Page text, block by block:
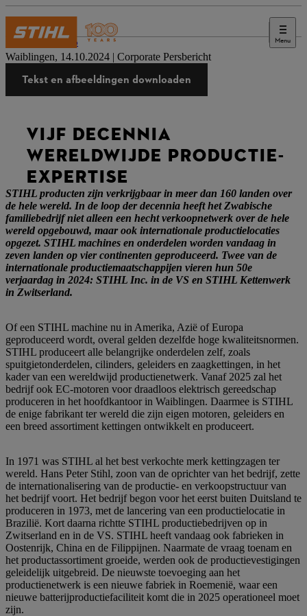
Menu
Druk op
Waiblingen, 14.10.2024 | Corporate Persbericht
Tekst en afbeeldingen downloaden
VIJF DECENNIA
WERELDWIJDE PRODUCTIE-
EXPERTISE
STIHL producten zijn verkrijgbaar in meer dan 160 landen over
de hele wereld. In de loop der decennia heeft het Zwabische
familiebedrijf niet alleen een hecht verkoopnetwerk over de hele
wereld opgebouwd, maar ook internationale productielocaties
opgezet. STIHL machines en onderdelen worden vandaag in
zeven landen op vier continenten geproduceerd. Twee van de
internationale productiemaatschappijen vieren hun 50e
verjaardag in 2024: STIHL Inc. in de VS en STIHL Kettenwerk
in Zwitserland.
Of een STIHL machine nu in Amerika, Azië of Europa
geproduceerd wordt, overal gelden dezelfde hoge kwaliteitsnormen.
STIHL produceert alle belangrijke onderdelen zelf, zoals
spuitgietonderdelen, cilinders, geleiders en zaagkettingen, in het
kader van een wereldwijd productienetwerk. Vanaf 2025 zal het
bedrijf ook EC-motoren voor draadloos elektrisch gereedschap
produceren in het hoofdkantoor in Waiblingen. Daarmee is STIHL
de enige fabrikant ter wereld die zijn eigen motoren, geleiders en
een breed assortiment kettingen ontwikkelt en produceert.
In 1971 was STIHL al het best verkochte merk kettingzagen ter
wereld. Hans Peter Stihl, zoon van de oprichter van het bedrijf, zette
de internationalisering van de productie- en verkoopstructuur van
het bedrijf voort. Het bedrijf begon voor het eerst buiten Duitsland te
produceren in 1973, met de lancering van een productielocatie in
Brazilië. Kort daarna richtte STIHL productiebedrijven op in
Zwitserland en in de VS. STIHL heeft vandaag ook fabrieken in
Oostenrijk, China en de Filippijnen. Naarmate de vraag toenam en
het productassortiment groeide, werden ook de productievestigingen
geleidelijk uitgebreid. De nieuwste toevoeging aan het
productienetwerk is een nieuwe fabriek in Roemenië, waar een
nieuwe batterijproductiefaciliteit komt die in 2025 operationeel moet
zijn.